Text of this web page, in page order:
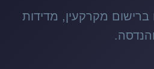
מקרקעין, מדידות
והנדסה.